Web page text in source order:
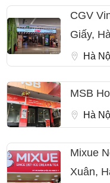
CGV
Giấy,
Hà
MSB
Hà
Mixue
Xuân,